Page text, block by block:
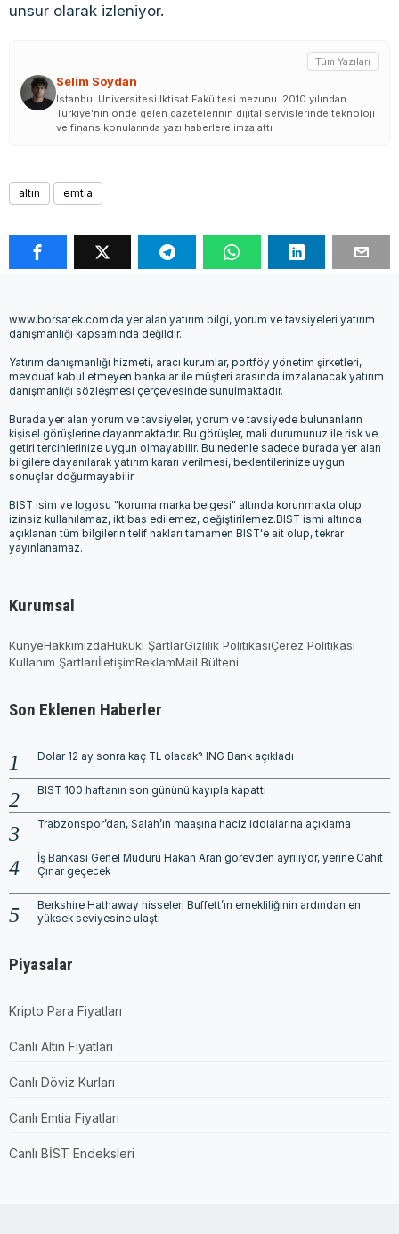
unsur olarak izleniyor.
Selim Soydan
Tüm Yazıları
İstanbul Üniversitesi İktisat Fakültesi mezunu. 2010 yılından
Türkiye'nin önde gelen gazetelerinin dijital servislerinde teknoloji
ve finans konularında yazı haberlere imza attı
altın emtia
www.borsatek.com’da yer alan yatırım bilgi, yorum ve tavsiyeleri yatırım
danışmanlığı kapsamında değildir.
Yatırım danışmanlığı hizmeti, aracı kurumlar, portföy yönetim şirketleri,
mevduat kabul etmeyen bankalar ile müşteri arasında imzalanacak yatırım
danışmanlığı sözleşmesi çerçevesinde sunulmaktadır.
Burada yer alan yorum ve tavsiyeler, yorum ve tavsiyede bulunanların
kişisel görüşlerine dayanmaktadır. Bu görüşler, mali durumunuz ile risk ve
getiri tercihlerinize uygun olmayabilir. Bu nedenle sadece burada yer alan
bilgilere dayanılarak yatırım kararı verilmesi, beklentilerinize uygun
sonuçlar doğurmayabilir.
BIST isim ve logosu "koruma marka belgesi" altında korunmakta olup
izinsiz kullanılamaz, iktibas edilemez, değiştirilemez.BIST ismi altında
açıklanan tüm bilgilerin telif hakları tamamen BIST'e ait olup, tekrar
yayınlanamaz.
Kurumsal
KünyeHakkımızdaHukuki ŞartlarGizlilik PolitikasıÇerez Politikası
Kullanım ŞartlarıİletişimReklamMail Bülteni
Son Eklenen Haberler
Dolar 12 ay sonra kaç TL olacak? ING Bank açıkladı
BIST 100 haftanın son gününü kayıpla kapattı
Trabzonspor’dan, Salah’ın maaşına haciz iddialarına açıklama
İş Bankası Genel Müdürü Hakan Aran görevden ayrılıyor, yerine Cahit
Çınar geçecek
Berkshire Hathaway hisseleri Buffett’ın emekliliğinin ardından en
yüksek seviyesine ulaştı
Piyasalar
Kripto Para Fiyatları
Canlı Altın Fiyatları
Canlı Döviz Kurları
Canlı Emtia Fiyatları
Canlı BİST Endeksleri